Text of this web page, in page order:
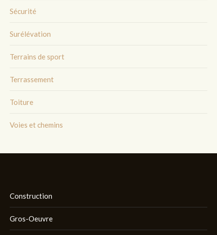
Sécurité
Surélévation
Terrains de sport
Terrassement
Toiture
Voies et chemins
Construction
Gros-Oeuvre